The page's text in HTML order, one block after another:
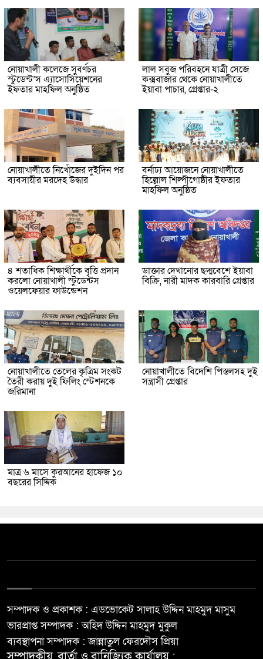
নোয়াখালী কলেজে সুবর্ণচর
স্টুডেন্ট’স এ্যাসোসিয়েশনের
ইফতার মাহফিল অনুষ্ঠিত
লাল সবুজ পরিবহনে যাত্রী সেজে
কক্সবাজার থেকে নোয়াখালীতে
ইয়াবা পাচার, গ্রেপ্তার-২
নোয়াখালীতে নিখোঁজের দুইদিন পর
ব্যবসায়ীর মরদেহ উদ্ধার
বর্নাঢ্য আয়োজনে নোয়াখালীতে
হিল্লোল শিল্পীগোষ্ঠীর ইফতার
মাহফিল অনুষ্ঠিত
৪ শতাধিক শিক্ষার্থীকে বৃত্তি প্রদান
করলো নোয়াখালী স্টুডেন্টস
ওয়েলফেয়ার ফাউন্ডেশন
ডাক্তার দেখানোর ছদ্মবেশে ইয়াবা
বিক্রি, নারী মাদক কারবারি গ্রেপ্তার
নোয়াখালীতে তেলের কৃত্রিম সংকট
তৈরী করায় দুই ফিলিং স্টেশনকে
জরিমানা
নোয়াখালীতে বিদেশি পিস্তলসহ দুই
সন্ত্রাসী গ্রেপ্তার
মাত্র ৬ মাসে কুরআনের হাফেজ ১০
বছরের সিদ্দিক
সম্পাদক ও প্রকাশক : এডভোকেট সালাহ উদ্দিন মাহমুদ মাসুম
ভারপ্রাপ্ত সম্পাদক : অহিদ উদ্দিন মাহমুদ মুকুল
ব্যবস্থাপনা সম্পাদক : জান্নাতুল ফেরদৌস প্রিয়া